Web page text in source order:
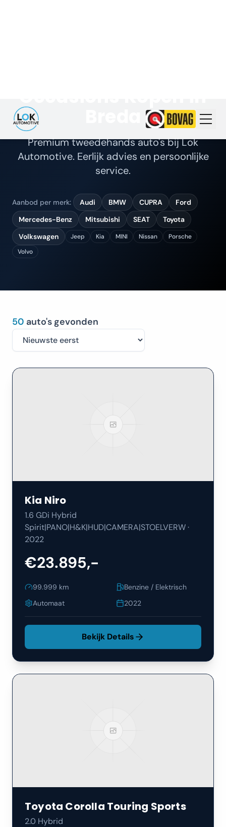
Premium tweedehands auto's bij Lok
Automotive. Eerlijk advies en persoonlijke
service.
Aanbod per merk: Audi BMW CUPRA
Ford
Mercedes-Benz
Mitsubishi SEAT
Toyota
Volkswagen
Jeep Kia MINI Nissan
Porsche
Volvo
50 auto's gevonden
Kia Niro
1.6 GDi Hybrid
Spirit|PANO|H&K|HUD|CAMERA|STOELVERW·
2022
€23.895,-
99.999 km
Benzine / Elektrisch
Automaat
2022
Bekijk Details
Toyota Corolla Touring Sports
2.0 Hybrid